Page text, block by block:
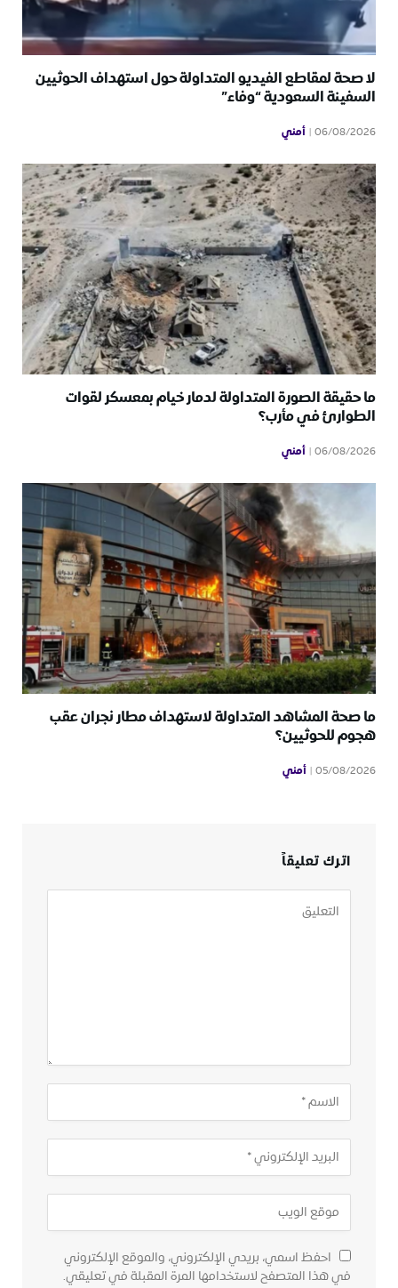
لا صحة لمقاطع الفيديو المتداولة حول استهداف الحوثيين
السفينة السعودية “وفاء”
06/08/2026 أمني
ما حقيقة الصورة المتداولة لدمار خيام بمعسكر لقوات
الطوارئ في مأرب؟
06/08/2026 أمني
ما صحة المشاهد المتداولة لاستهداف مطار نجران عقب
هجوم للحوثيين؟
05/08/2026 أمني
اترك تعليقاً
احفظ اسمي، بريدي الإلكتروني، والموقع الإلكتروني
في هذا المتصفح لاستخدامها المرة المقبلة في تعليقي.